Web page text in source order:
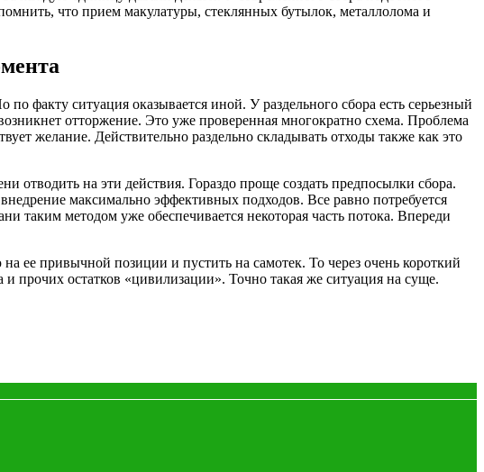
что прием макулатуры, стеклянных бутылок, металлолома и
факту ситуация оказывается иной. У раздельного сбора есть серьезный
отторжение. Это уже проверенная многократно схема. Проблема
желание. Действительно раздельно складывать отходы также как это
отводить на эти действия. Гораздо проще создать предпосылки сбора.
максимально эффективных подходов. Все равно потребуется
таким методом уже обеспечивается некоторая часть потока. Впереди
ее привычной позиции и пустить на самотек. То через очень короткий
прочих остатков «цивилизации». Точно такая же ситуация на суще.